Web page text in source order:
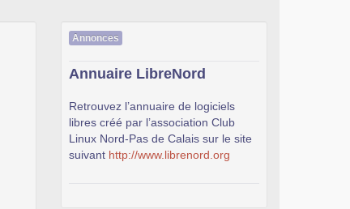
Annonces
Annuaire LibreNord
Retrouvez l’annuaire de logiciels
libres créé par l’association Club
Linux Nord-Pas de Calais sur le site
suivant http://www.librenord.org